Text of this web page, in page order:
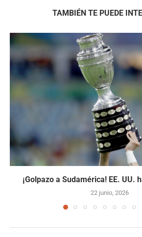
TAMBIÉN TE PUEDE
¡Golpazo a Sudamérica! EE. UU.
22 junio, 2026